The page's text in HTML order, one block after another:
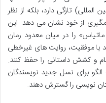
تازگی دارد، بلکه از نظر
از خود نشان می دهد. این
ماتیاس» را در میان معدود رمان
با موفقیت، روایت های غیرخطی
و کشش داستانی را حفظ کنند.
برای نسل جدید نویسندگان
نویسی را گسترش دهند.